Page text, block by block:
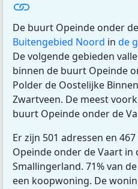
De buurt Opeinde onder
Buitengebied Noord in de
De volgende gebieden
binnen de buurt Opeinde
Polder de Oostelijke
Zwartveen. De meest
buurt Opeinde onder de
Er zijn 501 adressen en
Opeinde onder de Vaart in
Smallingerland. 71% van
een koopwoning. De